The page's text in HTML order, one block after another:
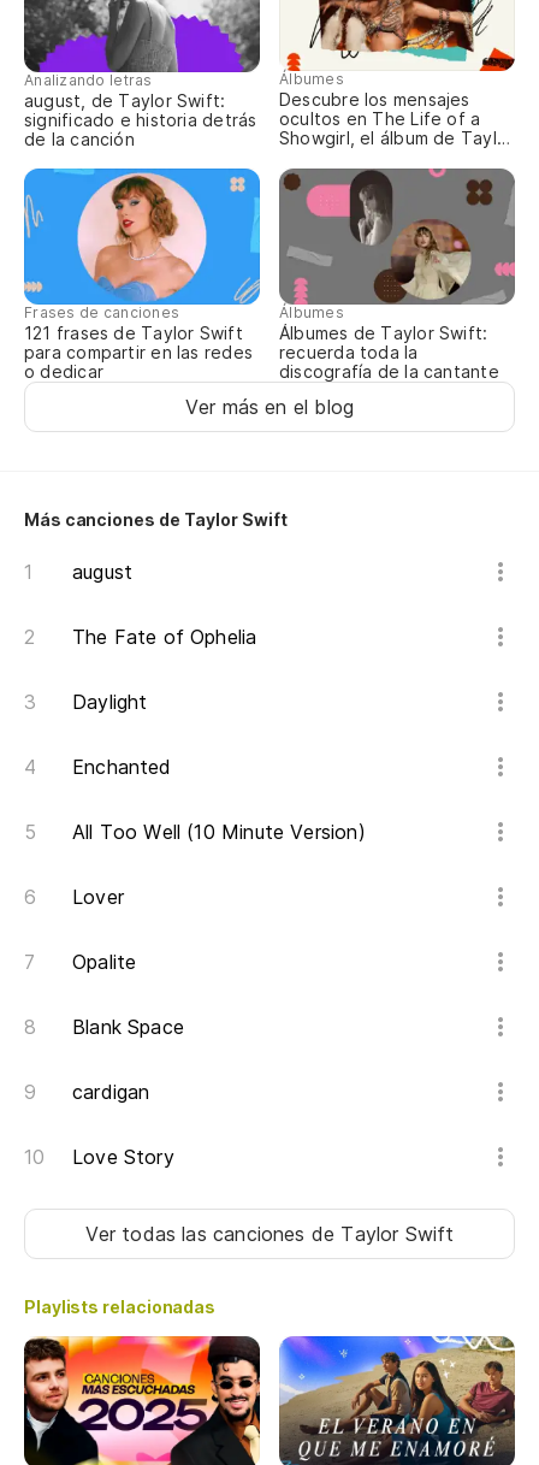
Analizando letras
august, de Taylor Swift:
significado e historia detrás
de la canción
Álbumes
Descubre los mensajes
ocultos en The Life of a
Showgirl, el álbum de Taylor
Frases de canciones
121 frases de Taylor Swift
para compartir en las redes
o dedicar
Álbumes
Álbumes de Taylor Swift:
recuerda toda la
discografía de la cantante
Ver más en el blog
Más canciones de Taylor Swift
august
The Fate of Ophelia
Daylight
Enchanted
All Too Well (10 Minute Version)
Lover
Opalite
Blank Space
cardigan
Love Story
Ver todas las canciones de Taylor Swift
Playlists relacionadas